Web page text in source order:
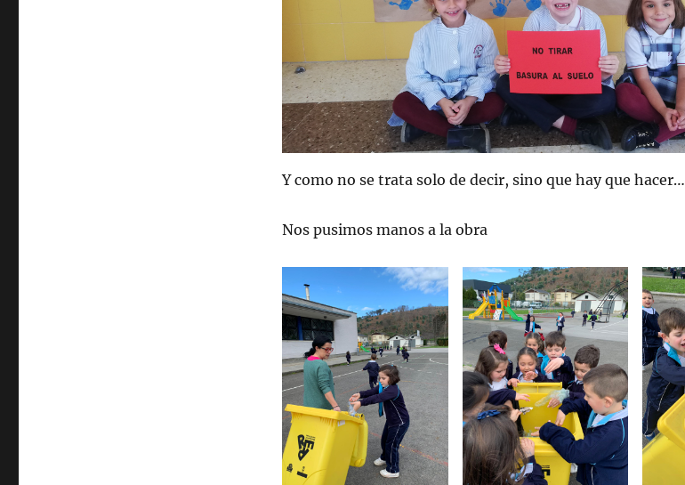
Y como no se trata solo de decir, sino que hay que hacer…
Nos pusimos manos a la obra